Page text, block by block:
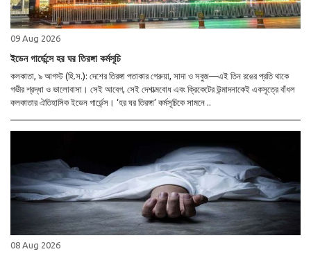
09 Aug 2026
ইডেন গার্ডেন্সে হর ঘর তিরঙ্গা কর্মসূচি
কলকাতা, ৯ আগস্ট (হি.স.): দেশের তিরঙ্গা পতাকার গেরুয়া, সাদা ও সবুজ—এই তিন রঙের প্রতি থাকে
গভীর শ্রদ্ধা ও ভালোবাসা। সেই আবেগ, সেই দেশাত্মবোধ এবং ক্রিকেটের উন্মাদনাকেই একসূত্রে বাঁধল
কলকাতার ঐতিহাসিক ইডেন গার্ডেন্স। ‘হর ঘর তিরঙ্গা’ কর্মসূচিকে সামনে ..
08 Aug 2026